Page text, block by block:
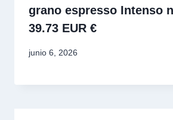
grano espresso
39.73 EUR €
junio 6, 2026